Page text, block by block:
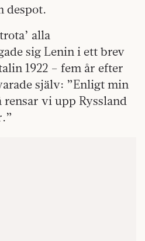
despot.
alla
sig Lenin i ett brev
1922 – fem år efter
själv: ”Enligt min
vi upp Ryssland